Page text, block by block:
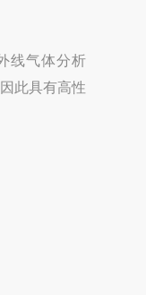
线气体分析
此具有高性